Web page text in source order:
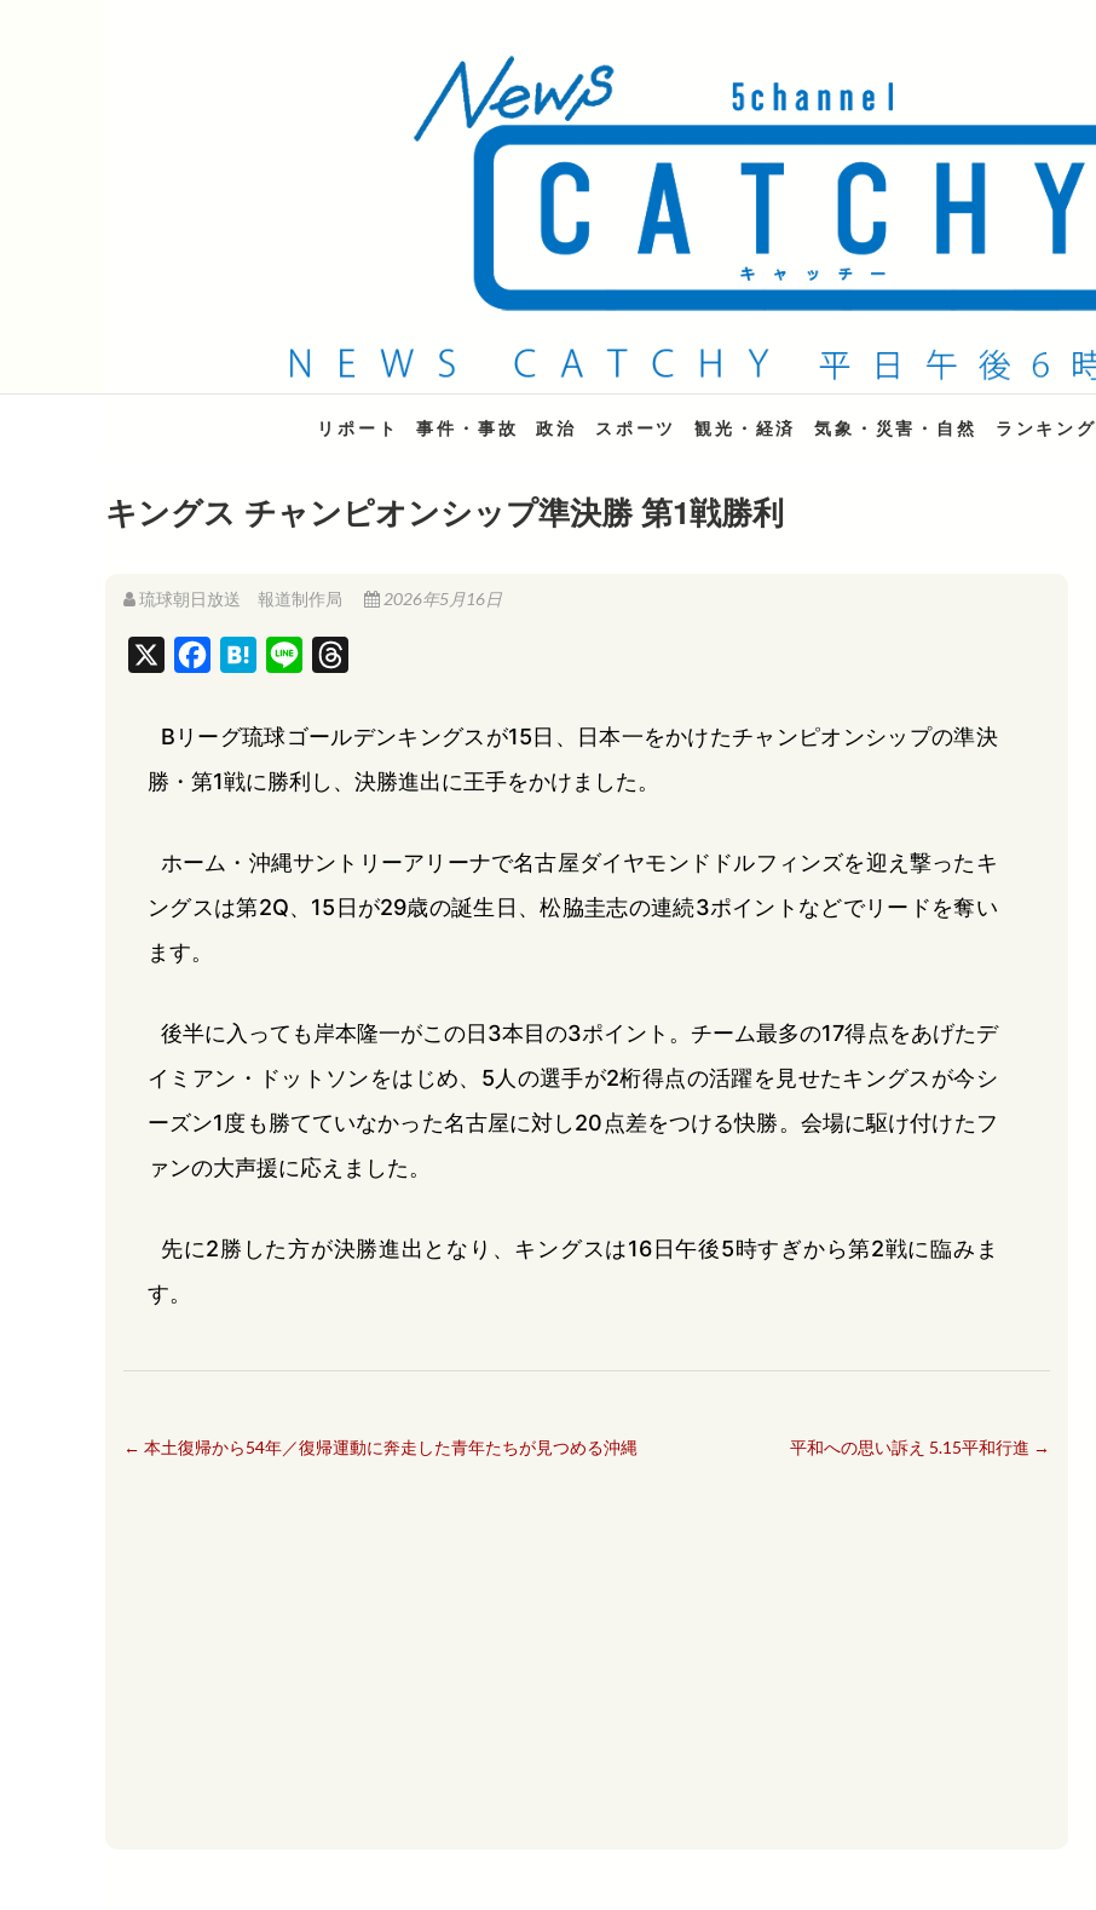
QAB NEWS Headline
キャッチー 月曜〜金曜 午後6時15分放送
リポート 事件・事故 政治 スポーツ 観光・経済 気象・災害・自然 ランキング
キングス チャンピオンシップ準決勝 第1戦勝利
琉球朝日放送 報道制作局 2026年5月16日
o
k
H
t
n
a
s
Bリーグ琉球ゴールデンキングスが15日、日本一をかけたチャンピオンシップの準決
勝・第1戦に勝利し、決勝進出に王手をかけました。
ホーム・沖縄サントリーアリーナで名古屋ダイヤモンドドルフィンズを迎え撃ったキ
ングスは第2Q、15日が29歳の誕生日、松脇圭志の連続3ポイントなどでリードを奪い
ます。
後半に入っても岸本隆一がこの日3本目の3ポイント。チーム最多の17得点をあげたデ
イミアン・ドットソンをはじめ、5人の選手が2桁得点の活躍を見せたキングスが今シ
ーズン1度も勝てていなかった名古屋に対し20点差をつける快勝。会場に駆け付けたフ
ァンの大声援に応えました。
先に2勝した方が決勝進出となり、キングスは16日午後5時すぎから第2戦に臨みま
す。
← 本土復帰から54年／復帰運動に奔走した青年たちが見つめる沖縄 平和への思い訴え 5.15平和行進 →